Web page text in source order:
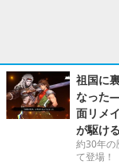
祖国に
なった
面リメ
が駆け
約30年の
て登場！